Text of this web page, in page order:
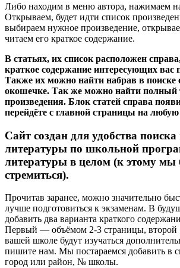
Либо находим в меню автора, нажимаем
Открываем, будет идти список
выбираем нужное произведение,
читаем его краткое содержание.
В статьях, их список расположен
краткое содержание интересующих вас
Также их можно найти набрав в поиске
окошечке. Так же можно найти полный
произведения. Блок статей справа
перейдёте с главной страницы на
Сайт создан для удобства
литературы по школьной
литературы в целом (к этому мы
стремиться).
Прочитав заранее, можно значительно
лучше подготовиться к экзаменам. В
добавить два варианта краткого
Первый — объёмом 2-3 страницы, второй
вашей школе будут изучаться
пишите нам. Мы постараемся добавить в
город или район, № школы.